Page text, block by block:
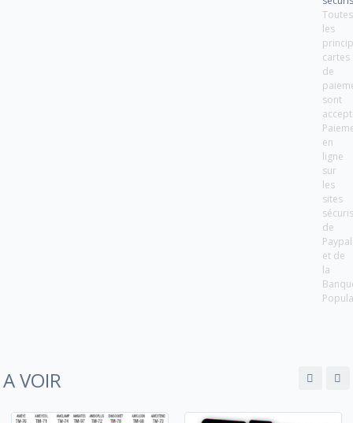
Toutes
les
cartes
de
sont
en
ligne
sur
les
sites
de
Paypal
et de
la
A VOIR